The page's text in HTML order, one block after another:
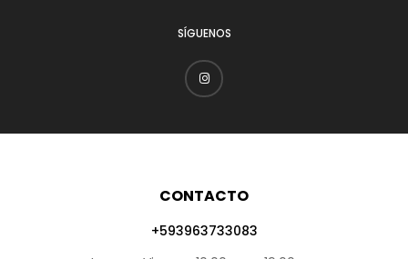
SÍGUENOS
CONTACTO
+593963733083